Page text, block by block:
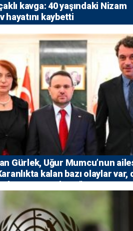
kavga: 40 yaşındaki Nizam
hayatını kaybetti
Gürlek, Uğur Mumcu’nun
kalan bazı olaylar var,
ortaya çıkarır”